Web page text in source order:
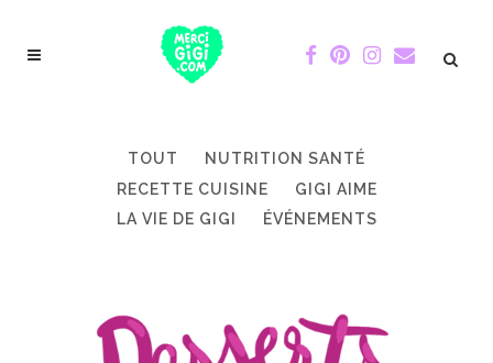
TOUT
NUTRITION SANTÉ
RECETTE CUISINE
GIGI AIME
LA VIE DE GIGI
ÉVÉNEMENTS